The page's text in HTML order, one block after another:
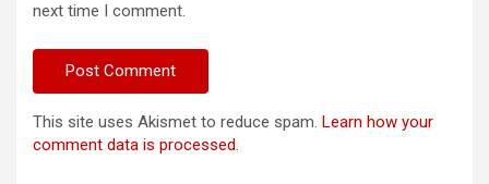
next time I comment.
This site uses Akismet to reduce spam. Learn how your
comment data is processed.